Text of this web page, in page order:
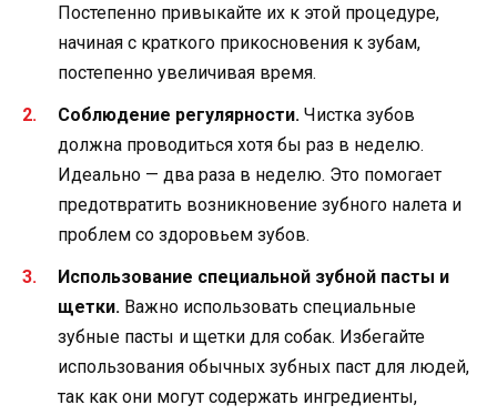
Постепенно привыкайте их к этой процедуре,
начиная с краткого прикосновения к зубам,
постепенно увеличивая время.
Соблюдение регулярности. Чистка зубов
должна проводиться хотя бы раз в неделю.
Идеально — два раза в неделю. Это помогает
предотвратить возникновение зубного налета и
проблем со здоровьем зубов.
Использование специальной зубной пасты и
щетки. Важно использовать специальные
зубные пасты и щетки для собак. Избегайте
использования обычных зубных паст для людей,
так как они могут содержать ингредиенты,